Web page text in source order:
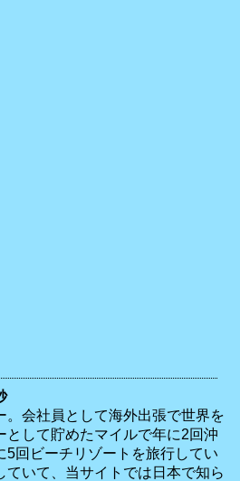
。会社員として海外出張で世界を
として貯めたマイルで年に2回沖
5回ビーチリゾートを旅行してい
ていて、当サイトでは日本で知ら